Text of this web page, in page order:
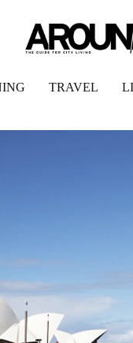
TRAVEL